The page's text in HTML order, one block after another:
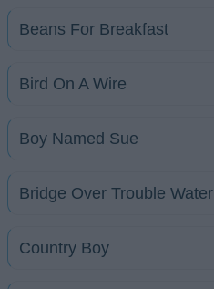
Beans For Breakfast
Bird On A Wire
Boy Named Sue
Bridge Over Trouble Water
Country Boy